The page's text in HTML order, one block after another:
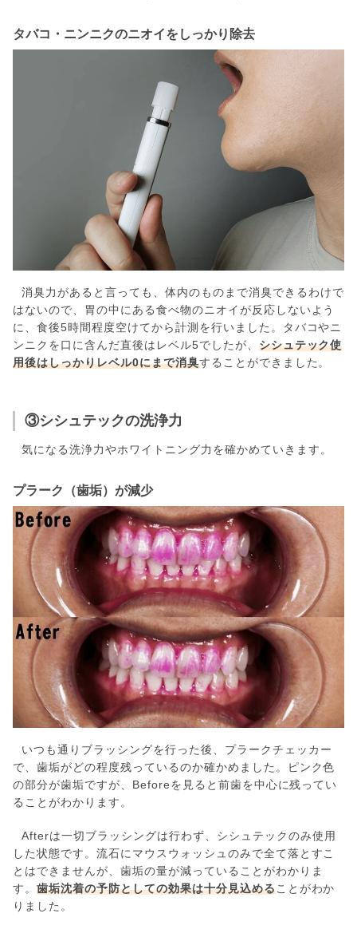
タバコ・ニンニクのニオイをしっかり除去
消臭力があると言っても、体内のものまで消臭できるわけで
はないので、胃の中にある食べ物のニオイが反応しないよう
に、食後5時間程度空けてから計測を行いました。タバコやニ
ンニクを口に含んだ直後はレベル5でしたが、 シシュテック使
用後はしっかりレベル0にまで消臭することができました。
③シシュテックの洗浄力
気になる洗浄力やホワイトニング力を確かめていきます。
プラーク（歯垢）が減少
いつも通りブラッシングを行った後、プラークチェッカー
で、歯垢がどの程度残っているのか確かめました。ピンク色
の部分が歯垢ですが、Beforeを見ると前歯を中心に残ってい
ることがわかります。
Afterは一切ブラッシングは行わず、シシュテックのみ使用
した状態です。流石にマウスウォッシュのみで全て落とすこ
とはできませんが、歯垢の量が減っていることがわかりま
す。 歯垢沈着の予防としての効果は十分見込めることがわか
りました。